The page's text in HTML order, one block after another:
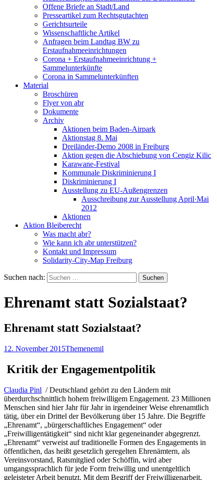
Offene Briefe an Stadt/Land
Presseartikel zum Rechtsgutachten
Gerichtsurteile
Wissenschaftliche Artikel
Anfragen beim Landtag BW zu
Erstaufnahmeeinrichtungen
Corona + Erstaufnahmeeinrichtung +
Sammelunterkünfte
Corona in Sammelunterkünften
Material
Broschüren
Flyer von abr
Dokumente
Archiv
Aktionen beim Baden-Airpark
Aktionstag 8. Mai
Dreiländer-Demo 2008 in Freiburg
Aktion gegen die Abschiebung von Cengiz Kilic
Karawane-Festival
Kommunale Diskriminierung I
Diskriminierung I
Ausstellung zu EU-Außengrenzen
Ausschreibung zur Ausstellung April·Mai
2012
Aktionen
Aktion Bleiberecht
Was macht abr?
Wie kann ich abr unterstützen?
Kontakt und Impressum
Solidarity-City-Map Freiburg
Suchen nach:
Ehrenamt statt Sozialstaat?
Ehrenamt statt Sozialstaat?
12. November 2015Themenemil
Kritik der Engagementpolitik
Claudia Pinl / Deutschland gehört zu den Ländern mit
überdurchschnittlich hohem freiwilligem Engagement. 23 Millionen
Menschen sind hier Jahr für Jahr in irgendeiner Weise ehrenamtlich
tätig, über ein Drittel der Bevölkerung über 15 Jahre. Die Begriffe
„Ehrenamt“, „bürgerschaftliches Engagement“ oder
„Freiwilligentätigkeit“ sind nicht klar gegeneinander abgegrenzt.
„Ehrenamt“ verweist auf traditionelle Formen des Engagements in
öffentlichen, das heißt gesetzlich geregelten Ehrenämtern, als
Vereinsvorstand, Ratsmitglied oder Schöffin, wird aber
umgangssprachlich für jede Form freiwillig und unentgeltlich
geleisteter Arbeit benutzt. Mit dem Begriff der Freiwilligenarbeit,